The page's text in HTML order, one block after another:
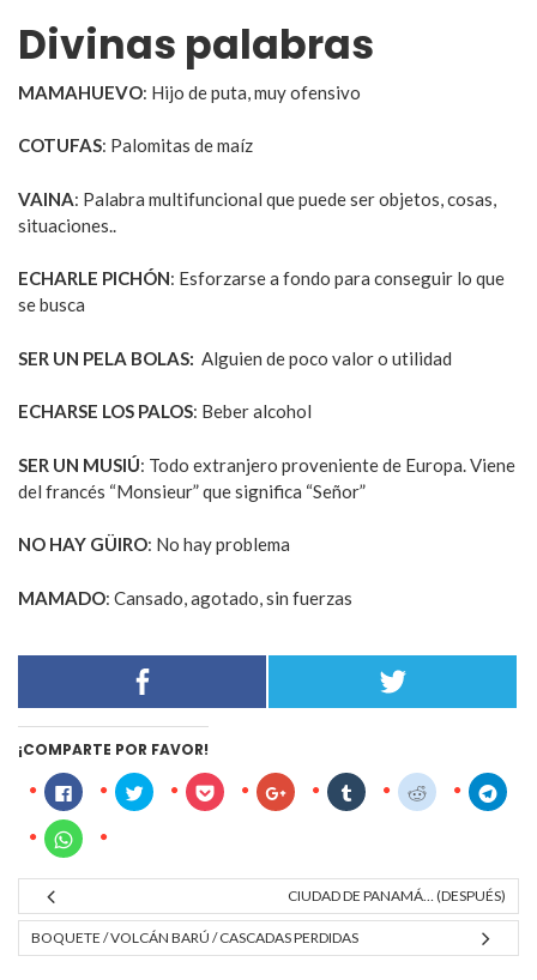
Divinas palabras
MAMAHUEVO: Hijo de puta, muy ofensivo
COTUFAS: Palomitas de maíz
VAINA: Palabra multifuncional que puede ser objetos, cosas,
situaciones..
ECHARLE PICHÓN: Esforzarse a fondo para conseguir lo que
se busca
SER UN PELA BOLAS: Alguien de poco valor o utilidad
ECHARSE LOS PALOS: Beber alcohol
SER UN MUSIÚ: Todo extranjero proveniente de Europa. Viene
del francés “Monsieur” que significa “Señor”
NO HAY GÜIRO: No hay problema
MAMADO: Cansado, agotado, sin fuerzas
¡COMPARTE POR FAVOR!
Click
to
on
Facebook
(Opens
in
Click
to
in
Click
to
in
Click
to
in
new
window)
Click
to
in
new
window)
Click
to
in
new
window)
Click
to
in
new
Click
to
on
in
new
window)
CIUDAD DE PANAMÁ… (DESPUÉS)
BOQUETE / VOLCÁN BARÚ / CASCADAS PERDIDAS